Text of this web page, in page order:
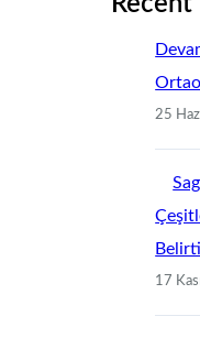
25
17